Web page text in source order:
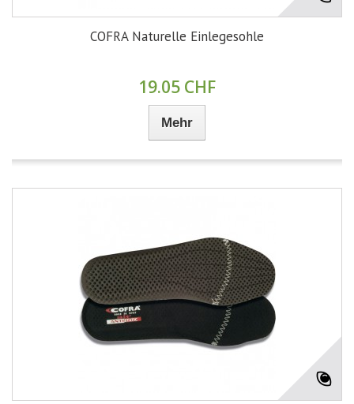
COFRA Naturelle Einlegesohle
19.05 CHF
Mehr